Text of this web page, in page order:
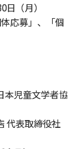
（月）
応募」、「個
児童文学者協
表取締役社